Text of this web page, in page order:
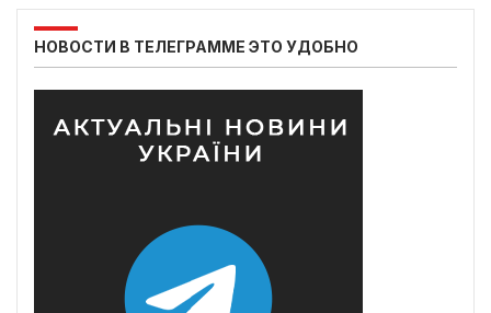
НОВОСТИ В ТЕЛЕГРАММЕ ЭТО УДОБНО